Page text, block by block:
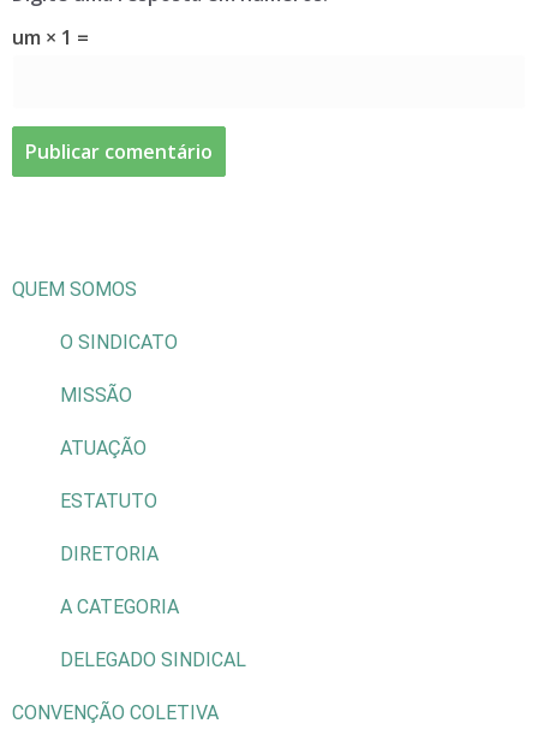
um × 1 =
QUEM SOMOS
O SINDICATO
MISSÃO
ATUAÇÃO
ESTATUTO
DIRETORIA
A CATEGORIA
DELEGADO SINDICAL
CONVENÇÃO COLETIVA